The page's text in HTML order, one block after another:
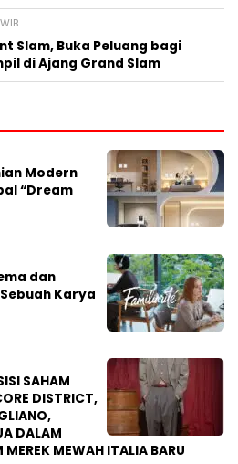
Slam, Buka Peluang bagi
di Ajang Grand Slam
Modern
“Dream
dan
Karya
SAHAM
DISTRICT,
DALAM
MEWAH ITALIA BARU